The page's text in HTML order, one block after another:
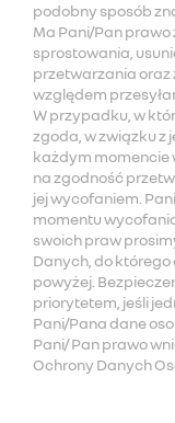
podobny sposób
Ma Pani/Pan
sprostowania,
przetwarzania oraz
względem
W przypadku, w
zgoda, w związku z
każdym momencie
na zgodność
jej wycofaniem.
momentu
swoich praw
Danych, do
powyżej.
priorytetem, jeśli
Pani/Pana dane
Pani/ Pan prawo
Ochrony Danych